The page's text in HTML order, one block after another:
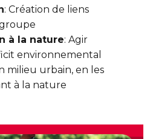
: Création de liens
à la nature: Agir
environnemental
milieu urbain, en les
à la nature